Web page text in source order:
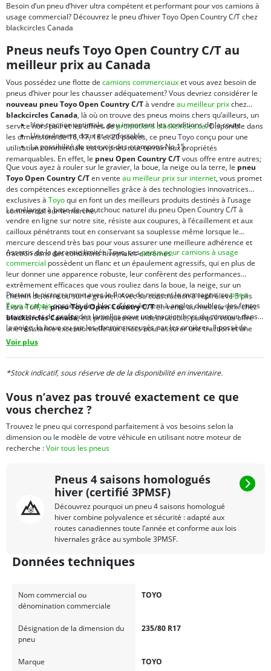
Besoin d’un pneu d’hiver ultra compétent et performant pour vos camions à
usage commercial? Découvrez le pneu d’hiver Toyo Open Country C/T chez
blackcircles Canada
Pneus neufs Toyo Open Country C/T au
meilleur prix au Canada
Vous possédez une flotte de camions commerciauxet vous avez besoin de
pneus d’hiver pour les chausser adéquatement? Vous devriez considérer le
nouveau pneu Toyo Open Country C/Tà vendre au meilleur prixchez
blackcircles Canada, là où on trouve des pneus moins chers qu’ailleurs, un
service hors pair et les offres depromotions blackcircles.ca. Disponible dans
les dimensions de 16, 17, 18 et 20 pouces, ce pneu Toyo conçu pour une
utilisation commerciale est un pneu tout-terrain aux propriétés
remarquables. En effet, le pneu Open Country C/Tvous offre entre autres;
Une traction optimale, peu importent les conditions de la route
Un roulement doux et confortable
La possibilité de recevoir des crampons No 15
Que vous ayez à rouler sur le gravier, la boue, la neige ou la terre, le pneu
Toyo Open Country C/Ten vente au meilleur prix sur internet, vous promet
des compétences exceptionnelles grâce à des technologies innovatrices
exclusives à Toyoqui en font un des meilleurs produits destinés à l’usage
commercial sur le marché.
Le mélange à base de caoutchouc naturel du pneu Open Country C/T à
vendre en ligne sur notre site, résiste aux coupures, à l’écaillement et aux
cailloux pénétrants tout en conservant sa souplesse même lorsque le
mercure descend très bas pour vous assurer une meilleure adhérence et
traction dans des conditions hivernales extrêmes.
Assortis de la garantie limitée Toyo, cespneus pour camions à usage
commercial possèdent un flanc et un épaulement agressifs, qui en plus de
leur donner une apparence robuste, leur confèrent des performances
extrêmement efficaces que vous rouliez dans la boue, la neige, sur un
chemin de terre ou sur le gravier. Avec sa construction à repli élevé 3 plis
Extra Tuff, lepneu Toyo Open Country C/Ten vente au meilleur prix chez
blackcircles Canada, est pratiquement indestructible, puisqu’il vous offre
une résistance exceptionnelle aux chocs pour assurer une traction et une
sensibilité de la direction supérieures ainsi qu’une plus grande stabilité et
Portant le pictogramme avec le flocon de neige et la montagne, cepneu
Toyo à rabaispossède des blocs d’épaulement à angles doubles, des fentes
ouvertes et de profondes lamelles pour une traction hors du commun dans
la neige, la boue ou sur les chemins creusés par les ornières. Il possède
même des éjecteurs de cailloux afin que rien ne puisse nuire à sa formidable
adhérence.
Voir plus
*Stock indicatif, sous réserve de de la disponibilité en inventaire.
Vous n’avez pas trouvé exactement ce que
vous cherchez ?
Trouvez le pneu qui correspond parfaitement à vos besoins selon la
dimension ou le modèle de votre véhicule en utilisant notre moteur de
recherche :Voir tous les pneus
Pneus 4 saisons homologués
hiver (certifié 3PMSF)
Découvrez pourquoi un pneu 4 saisons homologué
hiver combine polyvalence et sécurité : adapté aux
routes canadiennes toute l’année et conforme aux lois
hivernales grâce au symbole 3PMSF.
Données techniques
Nom commercial ou
dénomination commerciale
TOYO
Désignation de la dimension du
pneu
235/80 R17
Marque TOYO